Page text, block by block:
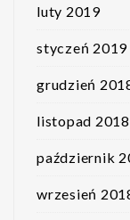
luty 2019
styczeń 2019
grudzień
listopad 2018
październik
wrzesień